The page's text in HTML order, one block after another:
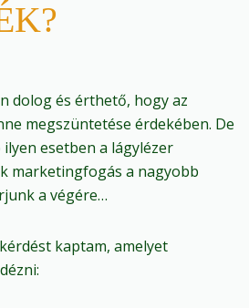
dolog és érthető, hogy az
megszüntetése érdekében. De
esetben a lágylézer
marketingfogás a nagyobb
a végére…
kaptam, amelyet